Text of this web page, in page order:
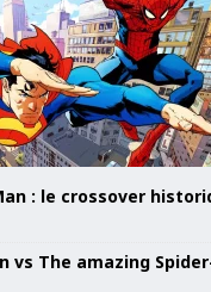
: le crossover